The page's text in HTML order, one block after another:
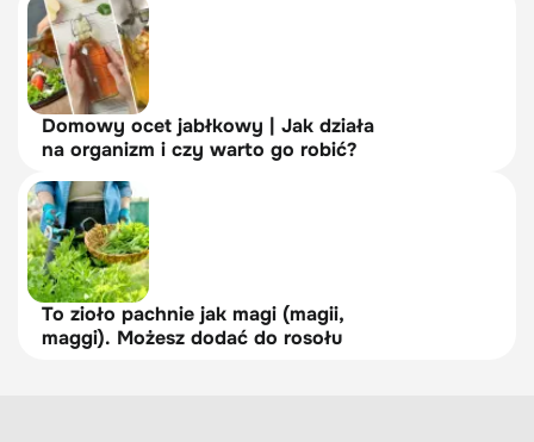
Domowy ocet jabłkowy | Jak działa
na organizm i czy warto go robić?
To zioło pachnie jak magi (magii,
maggi). Możesz dodać do rosołu